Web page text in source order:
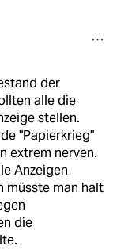
der
alle die
stellen.
"Papierkrieg"
extrem nerven.
Anzeigen
müsste man halt
die